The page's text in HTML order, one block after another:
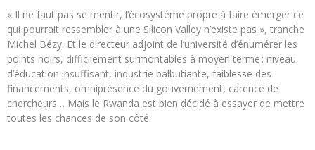
« Il ne faut pas se mentir, l’écosystème propre à faire émerger ce
qui pourrait ressembler à une Silicon Valley n’existe pas », tranche
Michel Bézy. Et le directeur adjoint de l’université d’énumérer les
points noirs, difficilement surmontables à moyen terme : niveau
d’éducation insuffisant, industrie balbutiante, faiblesse des
financements, omniprésence du gouvernement, carence de
chercheurs… Mais le Rwanda est bien décidé à essayer de mettre
toutes les chances de son côté.